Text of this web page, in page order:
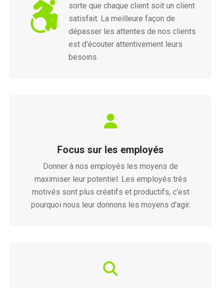
sorte que chaque client soit un client
satisfait. La meilleure façon de
dépasser les attentes de nos clients
est d'écouter attentivement leurs
besoins.
Focus sur les employés
Donner à nos employés les moyens de
maximiser leur potentiel. Les employés très
motivés sont plus créatifs et productifs, c'est
pourquoi nous leur donnons les moyens d'agir.